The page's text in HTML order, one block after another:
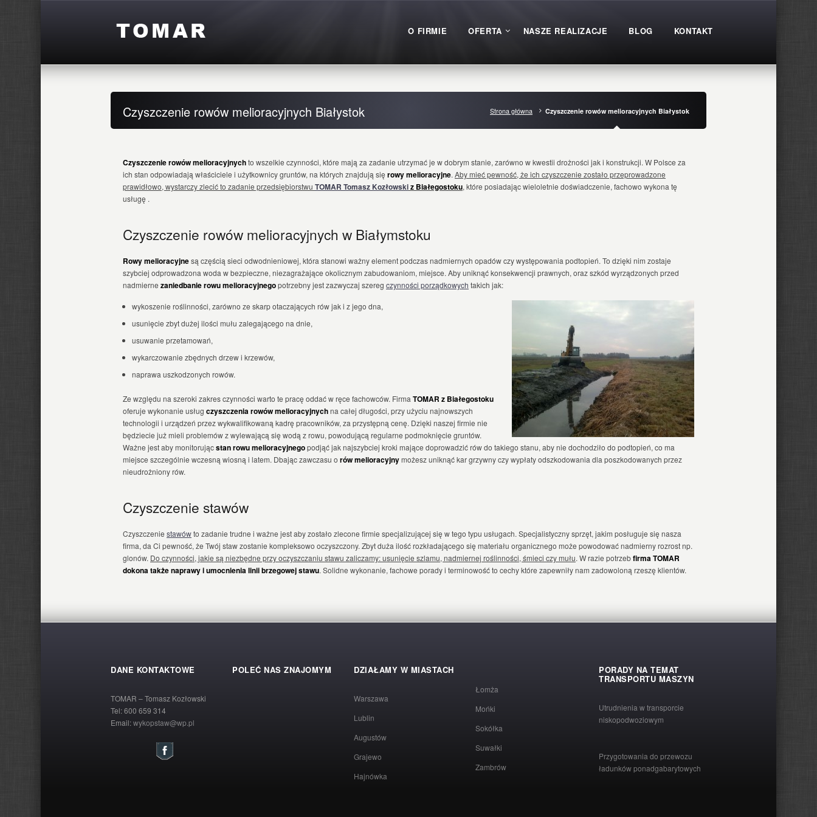
O FIRMIE OFERTA NASZE REALIZACJE BLOG KONTAKT
Czyszczenie rowów melioracyjnych Białystok Strona główna Czyszczenie rowów melioracyjnych Białystok
Czyszczenie rowów melioracyjnychto wszelkie czynności, które mają za zadanie utrzymać je w dobrym stanie, zarówno w kwestii drożności jak i konstrukcji. W Polsce za
ich stan odpowiadają właściciele i użytkownicy gruntów, na których znajdują się rowy melioracyjne. Aby mieć pewność, że ich czyszczenie zostało przeprowadzone
prawidłowo, wystarczy zlecić to zadanie przedsiębiorstwu TOMAR Tomasz Kozłowskiz Białegostoku, które posiadając wieloletnie doświadczenie, fachowo wykona tę
usługę .
Czyszczenie rowów melioracyjnych w Białymstoku
Rowy melioracyjnesą częścią sieci odwodnieniowej, która stanowi ważny element podczas nadmiernych opadów czy występowania podtopień. To dzięki nim zostaje
szybciej odprowadzona woda w bezpieczne, niezagrażające okolicznym zabudowaniom, miejsce. Aby uniknąć konsekwencji prawnych, oraz szkód wyrządzonych przed
nadmierne zaniedbanie rowu melioracyjnegopotrzebny jest zazwyczaj szereg czynności porządkowych takich jak:
wykoszenie roślinności, zarówno ze skarp otaczających rów jak i z jego dna,
usunięcie zbyt dużej ilości mułu zalegającego na dnie,
usuwanie przetamowań,
wykarczowanie zbędnych drzew i krzewów,
naprawa uszkodzonych rowów.
Ze względu na szeroki zakres czynności warto te pracę oddać w ręce fachowców. Firma TOMAR z Białegostoku
oferuje wykonanie usług czyszczenia rowów melioracyjnychna całej długości, przy użyciu najnowszych
technologii i urządzeń przez wykwalifikowaną kadrę pracowników, za przystępną cenę. Dzięki naszej firmie nie
będziecie już mieli problemów z wylewającą się wodą z rowu, powodującą regularne podmoknięcie gruntów.
Ważne jest aby monitorującstan rowu melioracyjnegopodjąć jak najszybciej kroki mające doprowadzić rów do takiego stanu, aby nie dochodziło do podtopień, co ma
miejsce szczególnie wczesną wiosną i latem. Dbając zawczasu o rów melioracyjnymożesz uniknąć kar grzywny czy wypłaty odszkodowania dla poszkodowanych przez
nieudrożniony rów.
Czyszczenie stawów
Czyszczenie stawówto zadanie trudne i ważne jest aby zostało zlecone firmie specjalizującej się w tego typu usługach. Specjalistyczny sprzęt, jakim posługuje się nasza
firma, da Ci pewność, że Twój staw zostanie kompleksowo oczyszczony. Zbyt duża ilość rozkładającego się materiału organicznego może powodować nadmierny rozrost np.
glonów. Do czynności, jakie są niezbędne przy oczyszczaniu stawu zaliczamy: usunięcie szlamu, nadmiernej roślinności, śmieci czy mułu. W razie potrzebfirma TOMAR
dokona także naprawy i umocnienia linii brzegowej stawu. Solidne wykonanie, fachowe porady i terminowość to cechy które zapewniły nam zadowoloną rzeszę klientów.
DANE KONTAKTOWE
TOMAR – Tomasz Kozłowski
Tel:600 659 314
Email:wykopstaw@wp.pl
POLEĆ NAS ZNAJOMYM DZIAŁAMY W MIASTACH
Warszawa
Lublin
Augustów
Grajewo
Hajnówka
Łomża
Mońki
Sokółka
Suwałki
Zambrów
PORADY NA TEMAT
TRANSPORTU MASZYN
Utrudnienia w transporcie
niskopodwoziowym
Przygotowania do przewozu
ładunków ponadgabarytowych